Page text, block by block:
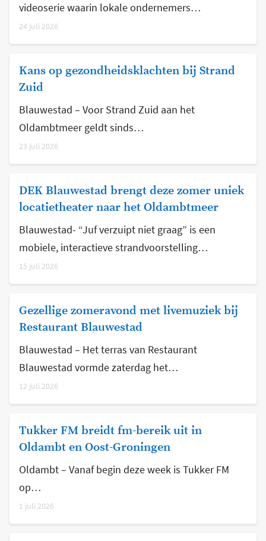
videoserie waarin lokale ondernemers…
24 juli 2026
Kans op gezondheidsklachten bij Strand
Zuid
Blauwestad – Voor Strand Zuid aan het
Oldambtmeer geldt sinds…
23 juli 2026
DEK Blauwestad brengt deze zomer uniek
locatietheater naar het Oldambtmeer
Blauwestad- “Juf verzuipt niet graag” is een
mobiele, interactieve strandvoorstelling…
15 juli 2026
Gezellige zomeravond met livemuziek bij
Restaurant Blauwestad
Blauwestad – Het terras van Restaurant
Blauwestad vormde zaterdag het…
12 juli 2026
Tukker FM breidt fm-bereik uit in
Oldambt en Oost-Groningen
Oldambt – Vanaf begin deze week is Tukker FM
op…
1 juli 2026